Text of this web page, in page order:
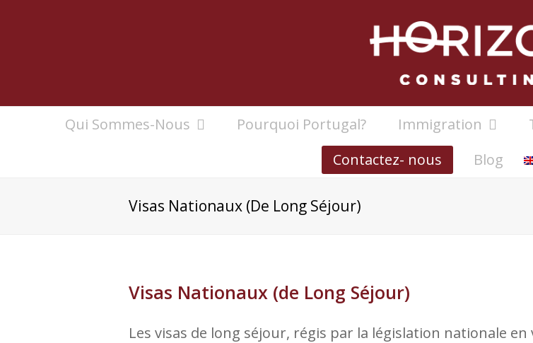
Qui Sommes-Nous Pourquoi Portugal? Immigration
Contactez- nous
Blog
Visas Nationaux (De Long Séjour)
Visas Nationaux (de Long Séjour)
Les visas de long séjour, régis par la législation nationale